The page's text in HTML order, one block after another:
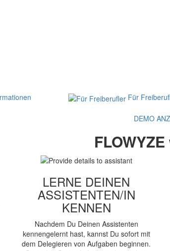
Für
DEMO
FLOWYZE
LERNE DEINEN
ASSISTENTEN/IN
KENNEN
Nachdem Du Deinen Assistenten
kennengelernt hast, kannst Du sofort mit
dem Delegieren von Aufgaben beginnen.